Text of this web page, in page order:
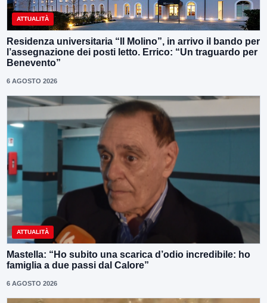
ATTUALITÀ
Residenza universitaria “Il Molino”, in arrivo il bando per
l’assegnazione dei posti letto. Errico: “Un traguardo per
Benevento”
6 AGOSTO 2026
ATTUALITÀ
Mastella: “Ho subito una scarica d’odio incredibile: ho
famiglia a due passi dal Calore”
6 AGOSTO 2026